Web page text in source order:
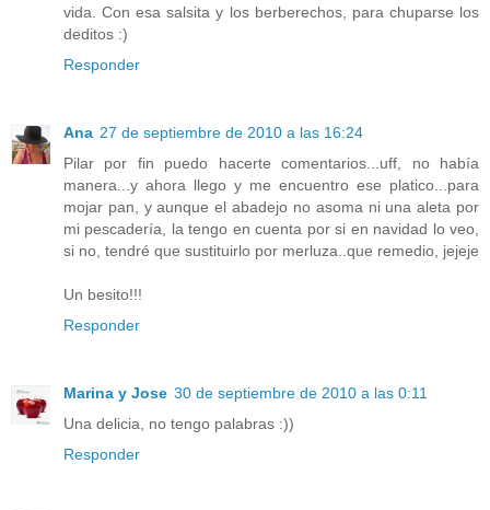
vida. Con esa salsita y los berberechos, para chuparse los
deditos :)
Responder
Ana 27 de septiembre de 2010 a las 16:24
Pilar por fin puedo hacerte comentarios...uff, no había
manera...y ahora llego y me encuentro ese platico...para
mojar pan, y aunque el abadejo no asoma ni una aleta por
mi pescadería, la tengo en cuenta por si en navidad lo veo,
si no, tendré que sustituirlo por merluza..que remedio, jejeje
Un besito!!!
Responder
Marina y Jose 30 de septiembre de 2010 a las 0:11
Una delicia, no tengo palabras :))
Responder